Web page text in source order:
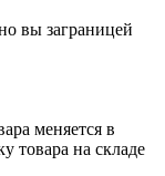
вы заграницей
меняется в
товара на складе